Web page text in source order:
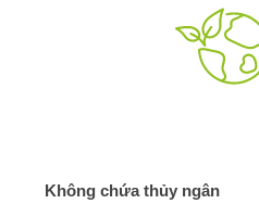
Không chứa thủy ngân